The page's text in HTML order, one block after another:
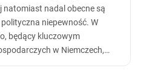
natomiast nadal obecne są
niepewność. W
będący kluczowym
w Niemczech,